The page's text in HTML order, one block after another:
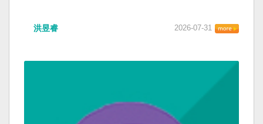
洪昱睿 2026-07-31